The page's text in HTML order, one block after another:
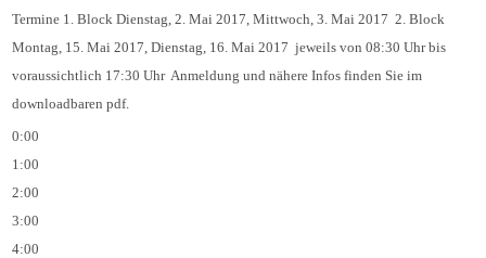
Termine 1. Block Dienstag, 2. Mai 2017, Mittwoch, 3. Mai 2017 2. Block
Montag, 15. Mai 2017, Dienstag, 16. Mai 2017 jeweils von 08:30 Uhr bis
voraussichtlich 17:30 Uhr Anmeldung und nähere Infos finden Sie im
downloadbaren pdf.
0:00
1:00
2:00
3:00
4:00